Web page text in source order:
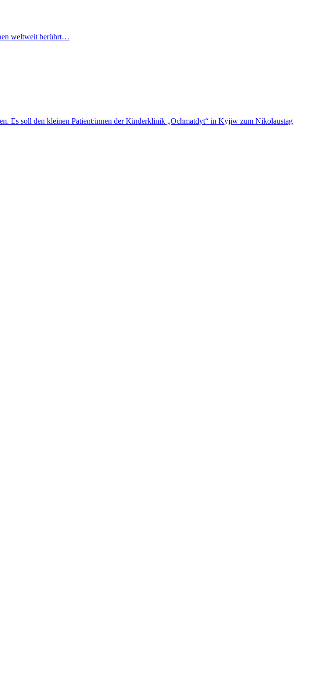
weltweit berührt…
Es soll den kleinen Patient:innen der Kinderklinik „Ochmatdyt“ in Kyjiw zum Nikolaustag